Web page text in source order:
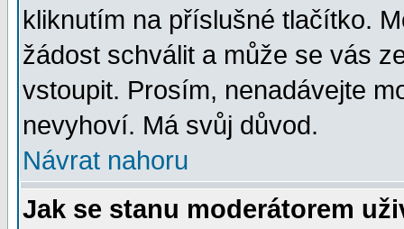
kliknutím na příslušné tlačítko.
žádost schválit a může se vás
vstoupit. Prosím, nenadávejte
nevyhoví. Má svůj důvod.
Návrat nahoru
Jak se stanu moderátorem